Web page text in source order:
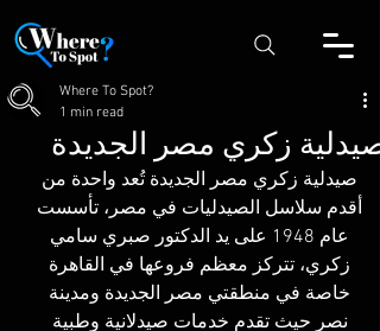
صيدلية زكري مصر الجديدة
Where To Spot?
1 min read
صيدلية زكري مصر الجديدة تُعد واحدة من
أقدم سلاسل الصيدليات في مصر، تأسست
عام 1948 على يد الدكتور صبري سامي
زكري، تتركز معظم فروعها في القاهرة
خاصة في منطقتي مصر الجديدة ومدينة
نصر حيث تقدم خدمات صيدلانية وطبية